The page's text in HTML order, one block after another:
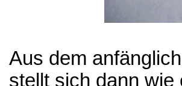
Aus dem
stellt sich dann